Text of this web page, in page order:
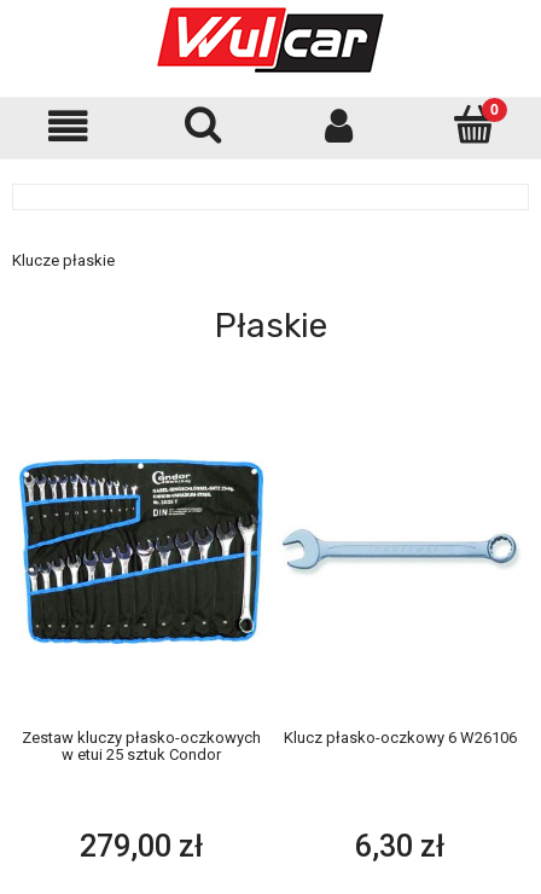
Klucze płaskie
Płaskie
Zestaw kluczy płasko-oczkowych
w etui 25 sztuk Condor
279,00 zł
Klucz płasko-oczkowy 6 W26106
6,30 zł